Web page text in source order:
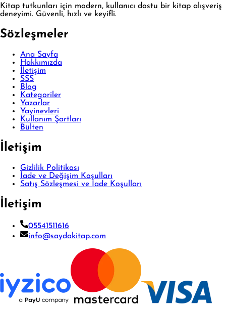
Kitap tutkunları için modern, kullanıcı dostu bir kitap alışveriş
deneyimi. Güvenli, hızlı ve keyifli.
Sözleşmeler
Ana Sayfa
Hakkımızda
İletişim
SSS
Blog
Kategoriler
Yazarlar
Yayinevleri
Kullanım Şartları
Bülten
İletişim
Gizlilik Politikası
İade ve Değişim Koşulları
Satış Sözleşmesi ve İade Koşulları
İletişim
05541511616
info@saydakitap.com